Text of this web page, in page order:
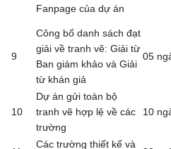
Fanpage của dự án
9
Công bố danh sách đạt
giải về tranh vẽ: Giải từ
Ban giám khảo và Giải
từ khán giả
05
10
Dự án gửi toàn bộ
tranh vẽ hợp lệ về các
trường
10
Các trường thiết kế và